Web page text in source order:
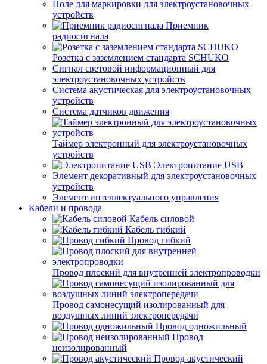
Поле для маркировки для электроустановочных
устройств
Приемник
радиосигнала
Розетка с заземлением стандарта SCHUKO
Сигнал световой информационный для
электроустановочных устройств
Система акустическая для электроустановочных
устройств
Система датчиков движения
Таймер электронный для электроустановочных
устройств
Электропитание USB
Элемент декоративный для электроустановочных
устройств
Элемент интеллектуального управления
Кабели и провода
Кабель силовой
Кабель гибкий
Провод гибкий
Провод плоский для внутренней электропроводки
Провод самонесущий изолированный для
воздушных линий электропередачи
Провод одножильный
Провод
неизолированный
Провод акустический